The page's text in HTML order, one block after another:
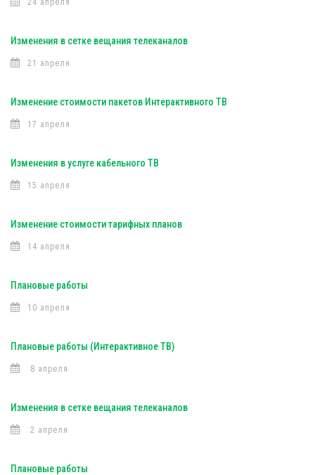
24 апреля
Изменения в сетке вещания телеканалов
21 апреля
Изменение стоимости пакетов Интерактивного ТВ
17 апреля
Изменения в услуге кабельного ТВ
15 апреля
Изменение стоимости тарифных планов
14 апреля
Плановые работы
10 апреля
Плановые работы (Интерактивное ТВ)
8 апреля
Изменения в сетке вещания телеканалов
2 апреля
Плановые работы